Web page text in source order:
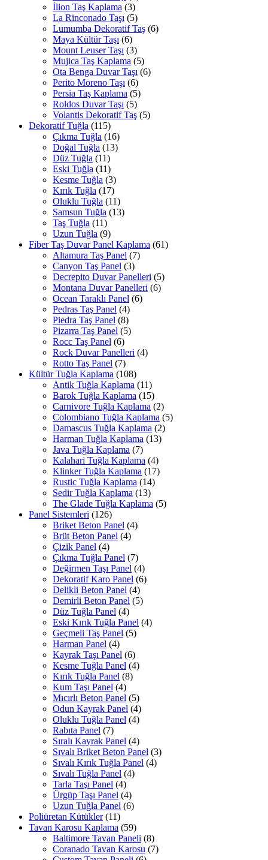
İlion Taş Kaplama (3)
La Rinconado Taşı (5)
Lumumba Dekoratif Taş (6)
Maya Kültür Taşı (6)
Mount Leuser Taşı (3)
Mujica Taş Kaplama (5)
Ota Benga Duvar Taşı (6)
Perito Moreno Taşı (6)
Persia Taş Kaplama (5)
Roldos Duvar Taşı (5)
Volantis Dekoratif Taş (5)
Dekoratif Tuğla (115)
Çıkma Tuğla (16)
Doğal Tuğla (13)
Düz Tuğla (11)
Eski Tuğla (11)
Kesme Tuğla (3)
Kırık Tuğla (17)
Oluklu Tuğla (11)
Samsun Tuğla (13)
Taş Tuğla (11)
Uzun Tuğla (9)
Fiber Taş Duvar Panel Kaplama (61)
Altamura Taş Panel (7)
Canyon Taş Panel (3)
Decrepito Duvar Panelleri (5)
Montana Duvar Panelleri (6)
Ocean Taraklı Panel (6)
Pedras Taş Panel (4)
Piedra Taş Panel (8)
Pizarra Taş Panel (5)
Rocc Taş Panel (6)
Rock Duvar Panelleri (4)
Rotto Taş Panel (7)
Kültür Tuğla Kaplama (108)
Antik Tuğla Kaplama (11)
Barok Tuğla Kaplama (15)
Carnivore Tuğla Kaplama (2)
Colombiano Tuğla Kaplama (5)
Damascus Tuğla Kaplama (2)
Harman Tuğla Kaplama (13)
Java Tuğla Kaplama (7)
Kalahari Tuğla Kaplama (4)
Klinker Tuğla Kaplama (17)
Rustic Tuğla Kaplama (14)
Sedir Tuğla Kaplama (13)
The Glade Tuğla Kaplama (5)
Panel Sistemleri (126)
Briket Beton Panel (4)
Brüt Beton Panel (4)
Çizik Panel (4)
Çıkma Tuğla Panel (7)
Değirmen Taşı Panel (4)
Dekoratif Karo Panel (6)
Delikli Beton Panel (4)
Demirli Beton Panel (5)
Düz Tuğla Panel (4)
Eski Kırık Tuğla Panel (4)
Geçmeli Taş Panel (5)
Harman Panel (4)
Kayrak Taşı Panel (6)
Kesme Tuğla Panel (4)
Kırık Tuğla Panel (8)
Kum Taşı Panel (4)
Mıcırlı Beton Panel (5)
Odun Kayrak Panel (4)
Oluklu Tuğla Panel (4)
Rabıta Panel (7)
Sıralı Kayrak Panel (4)
Sıvalı Briket Beton Panel (3)
Sıvalı Kırık Tuğla Panel (4)
Sıvalı Tuğla Panel (4)
Tarla Taşı Panel (4)
Ürgüp Taşı Panel (4)
Uzun Tuğla Panel (6)
Poliüretan Kütükler (11)
Tavan Karosu Kaplama (59)
Baltimore Tavan Paneli (8)
Coranado Tavan Karosu (7)